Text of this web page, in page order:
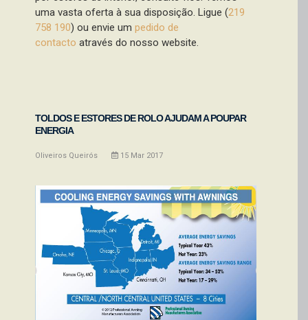
uma vasta oferta à sua disposição. Ligue (219
758 190) ou envie um pedido de
contacto através do nosso website.
TOLDOS E ESTORES DE ROLO AJUDAM A POUPAR
ENERGIA
Oliveiros Queirós 15 Mar 2017